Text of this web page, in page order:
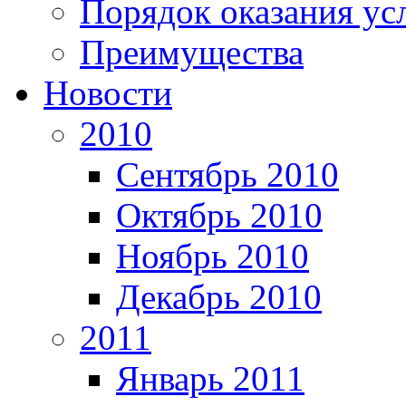
Порядок оказания
Преимущества
Новости
2010
Сентябрь 2010
Октябрь 2010
Ноябрь 2010
Декабрь 2010
2011
Январь 2011